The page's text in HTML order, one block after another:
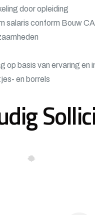
door opleiding
salaris conform Bouw
op basis van ervaring en
en borrels